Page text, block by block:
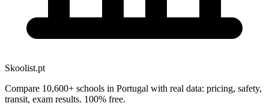
Skoolist.pt
Compare 10,600+ schools in Portugal with real data: pricing, safety,
transit, exam results. 100% free.